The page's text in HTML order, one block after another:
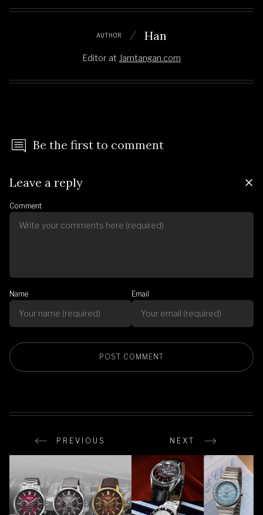
AUTHOR Han
Editor at Jamtangan.com
Be the first to comment
Leave a reply
Comment
Name Email
PREVIOUS NEXT